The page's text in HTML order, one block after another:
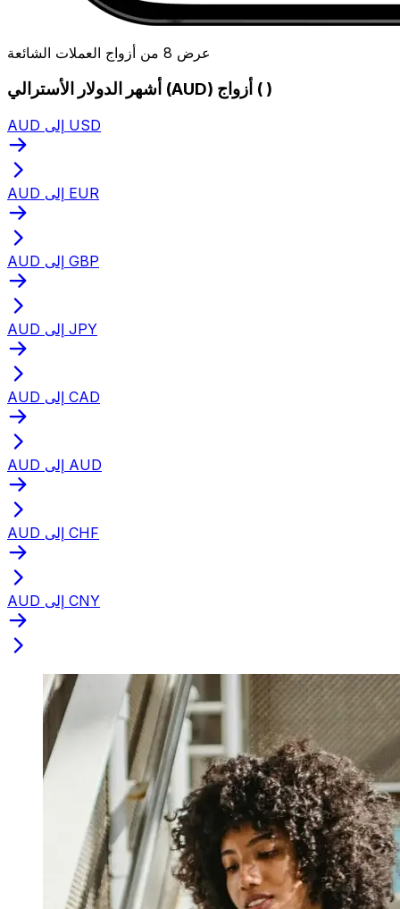
عرض 8 من أزواج العملات الشائعة
أشهر الدولار الأسترالي (AUD) أزواج ( )
AUD إلى USD
AUD إلى EUR
AUD إلى GBP
AUD إلى JPY
AUD إلى CAD
AUD إلى AUD
AUD إلى CHF
AUD إلى CNY